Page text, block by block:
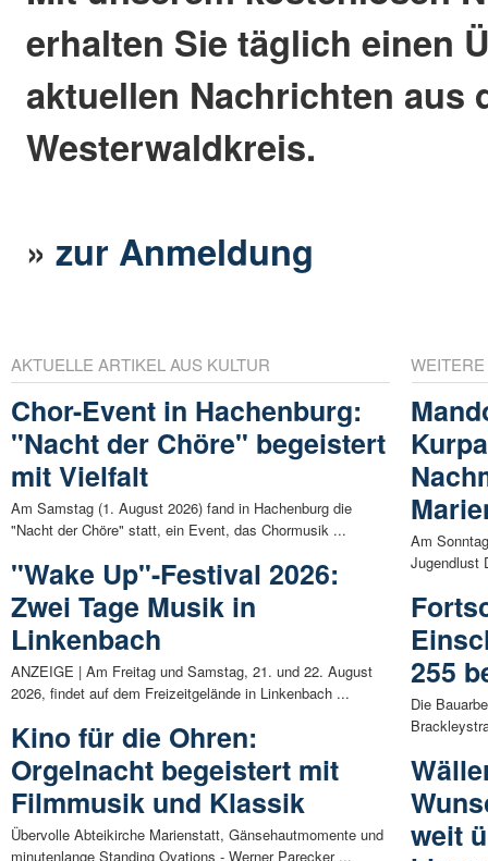
erhalten Sie täglich einen
aktuellen Nachrichten aus
Westerwaldkreis.
»zur Anmeldung
AKTUELLE ARTIKEL AUS KULTUR
Chor-Event in Hachenburg:
"Nacht der Chöre" begeistert
mit Vielfalt
Am Samstag (1. August 2026) fand in Hachenburg die
"Nacht der Chöre" statt, ein Event, das Chormusik ...
"Wake Up"-Festival 2026:
Zwei Tage Musik in
Linkenbach
ANZEIGE | Am Freitag und Samstag, 21. und 22. August
2026, findet auf dem Freizeitgelände in Linkenbach ...
Kino für die Ohren:
Orgelnacht begeistert mit
Filmmusik und Klassik
Übervolle Abteikirche Marienstatt, Gänsehautmomente und
minutenlange Standing Ovations - Werner Parecker ...
Am
Jugendlust
255
Die
weit